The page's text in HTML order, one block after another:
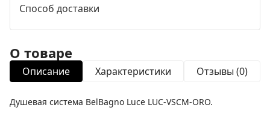
Способ доставки
О товаре
Описание Характеристики Отзывы (0)
Душевая система BelBagno Luce LUC-VSCM-ORO.